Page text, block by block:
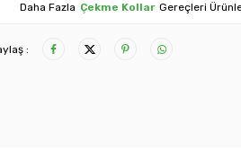
Daha Fazla Çekme Kollar Gereçleri
: